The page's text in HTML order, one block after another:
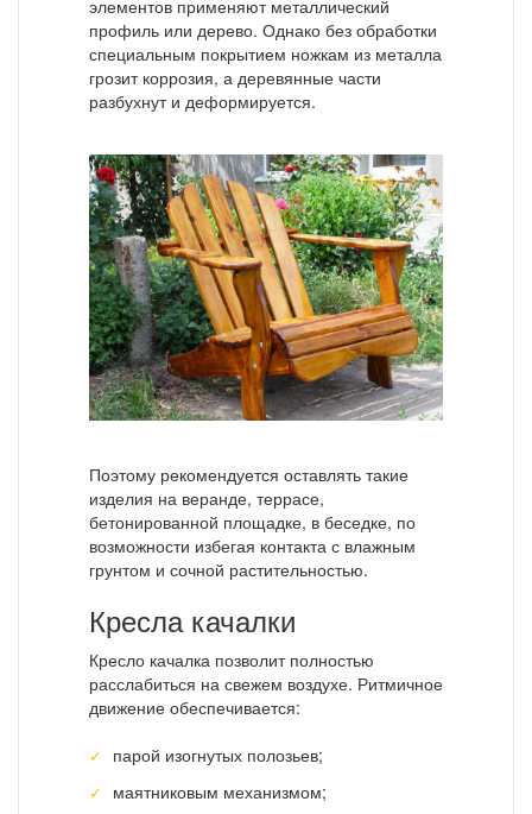
элементов применяют металлический
профиль или дерево. Однако без обработки
специальным покрытием ножкам из металла
грозит коррозия, а деревянные части
разбухнут и деформируется.
Поэтому рекомендуется оставлять такие
изделия на веранде, террасе,
бетонированной площадке, в беседке, по
возможности избегая контакта с влажным
грунтом и сочной растительностью.
Кресла качалки
Кресло качалка позволит полностью
расслабиться на свежем воздухе. Ритмичное
движение обеспечивается:
парой изогнутых полозьев;
маятниковым механизмом;